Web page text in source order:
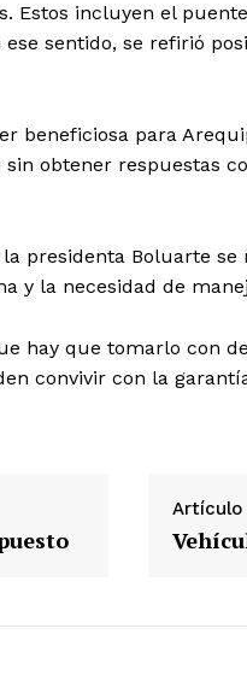
Estos incluyen el
sentido, se refirió
beneficiosa para
obtener respuestas
presidenta Boluarte
y la necesidad de
hay que tomarlo con
convivir con la
Artículo